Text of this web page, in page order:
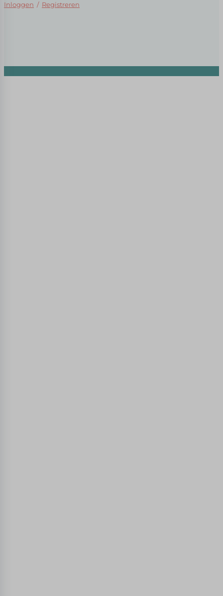
Inloggen / Registreren